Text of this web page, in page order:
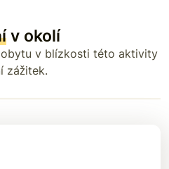
v okolí
v blízkosti této aktivity
zážitek.